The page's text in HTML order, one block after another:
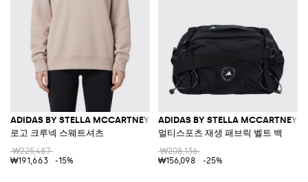
ADIDAS BY STELLA MCCARTNEY
로고 크루넥 스웨트셔츠
₩225,487
₩191,663
-15%
ADIDAS BY STELLA MCCARTNEY
멀티스포츠 재생 패브릭 벨트 백
₩208,136
₩156,098
-25%